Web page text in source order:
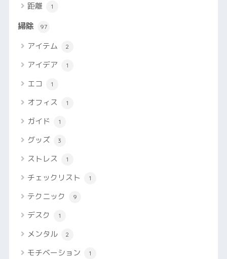
距離 1
掃除 97
アイテム 2
アイデア 1
エコ 1
オフィス 1
ガイド 1
グッズ 3
ストレス 1
チェックリスト 1
テクニック 9
デスク 1
メンタル 2
モチベーション 1